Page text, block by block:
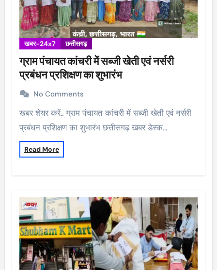
खबर-24x7 छत्तीसगढ़
ग्राम पंचायत कांचरी में सब्जी खेती एवं नर्सरी
प्रबंधन प्रशिक्षण का शुभारंभ
No Comments
खबर शेयर करें.. ग्राम पंचायत कांचरी में सब्जी खेती एवं नर्सरी
प्रबंधन प्रशिक्षण का शुभारंभ छत्तीसगढ़ खबर डेस्क…
Read More